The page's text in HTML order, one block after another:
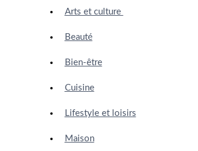
Arts et culture
Beauté
Bien-être
Cuisine
Lifestyle et loisirs
Maison